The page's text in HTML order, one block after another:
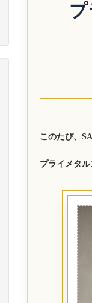
このたび、
プライメタ